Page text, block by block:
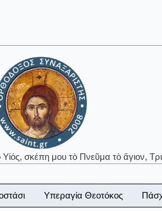
σκέπη μου τὸ Πνεῦμα τὸ ἅγιον,
Υπεραγία Θεοτόκος